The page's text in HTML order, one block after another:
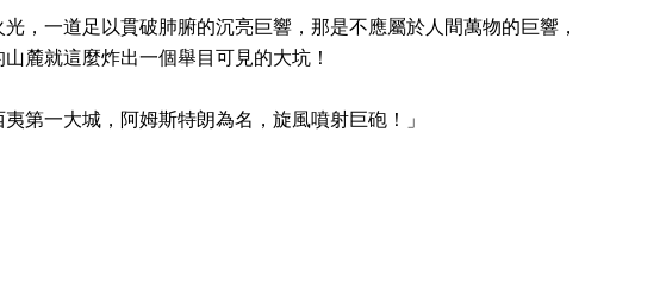
，一道足以貫破肺腑的沉亮巨響，那是不應屬於人間萬物的巨響，
麓就這麼炸出一個舉目可見的大坑！
第一大城，阿姆斯特朗為名，旋風噴射巨砲！」